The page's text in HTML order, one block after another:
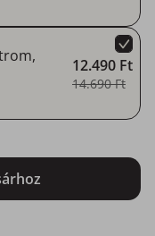
12.490 Ft
14.690 Ft